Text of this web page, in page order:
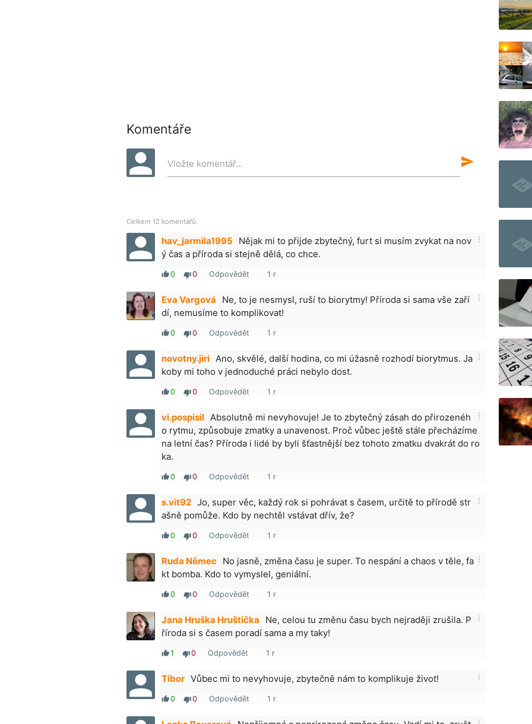
Komentáře
Vložte komentář... send
Celkem 12 komentářů.
hav_jarmila1995 more_vert
Nějak mi to přijde zbytečný, furt si musím zvykat na nov
ý čas a příroda si stejně dělá, co chce.
thumb_up0 thumb_down0 Odpovědět 1 r
Eva Vargová more_vert
Ne, to je nesmysl, ruší to biorytmy! Příroda si sama vše zaří
dí, nemusíme to komplikovat!
thumb_up0 thumb_down0 Odpovědět 1 r
novotny.jiri more_vert
Ano, skvělé, další hodina, co mi úžasně rozhodí biorytmus. Ja
koby mi toho v jednoduché práci nebylo dost.
thumb_up0 thumb_down0 Odpovědět 1 r
vi.pospisil more_vert
Absolutně mi nevyhovuje! Je to zbytečný zásah do přirozenéh
o rytmu, způsobuje zmatky a unavenost. Proč vůbec ještě stále přecházíme
na letní čas? Příroda i lidé by byli šťastnější bez tohoto zmatku dvakrát do ro
ka.
thumb_up0 thumb_down0 Odpovědět 1 r
s.vit92 more_vert
Jo, super věc, každý rok si pohrávat s časem, určitě to přírodě str
ašně pomůže. Kdo by nechtěl vstávat dřív, že?
thumb_up0 thumb_down0 Odpovědět 1 r
Ruda Němec more_vert
No jasně, změna času je super. To nespání a chaos v těle, fa
kt bomba. Kdo to vymyslel, geniální.
thumb_up0 thumb_down0 Odpovědět 1 r
Jana Hruška Hruštička more_vert
Ne, celou tu změnu času bych nejraději zrušila. P
říroda si s časem poradí sama a my taky!
thumb_up1 thumb_down0 Odpovědět 1 r
Tibor more_vert
Vůbec mi to nevyhovuje, zbytečně nám to komplikuje život!
thumb_up0 thumb_down0 Odpovědět 1 r